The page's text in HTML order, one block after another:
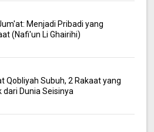
Menjadi Pribadi yang
(Nafi'un Li Ghairihi)
Qobliyah Subuh, 2 Rakaat yang
dari Dunia Seisinya